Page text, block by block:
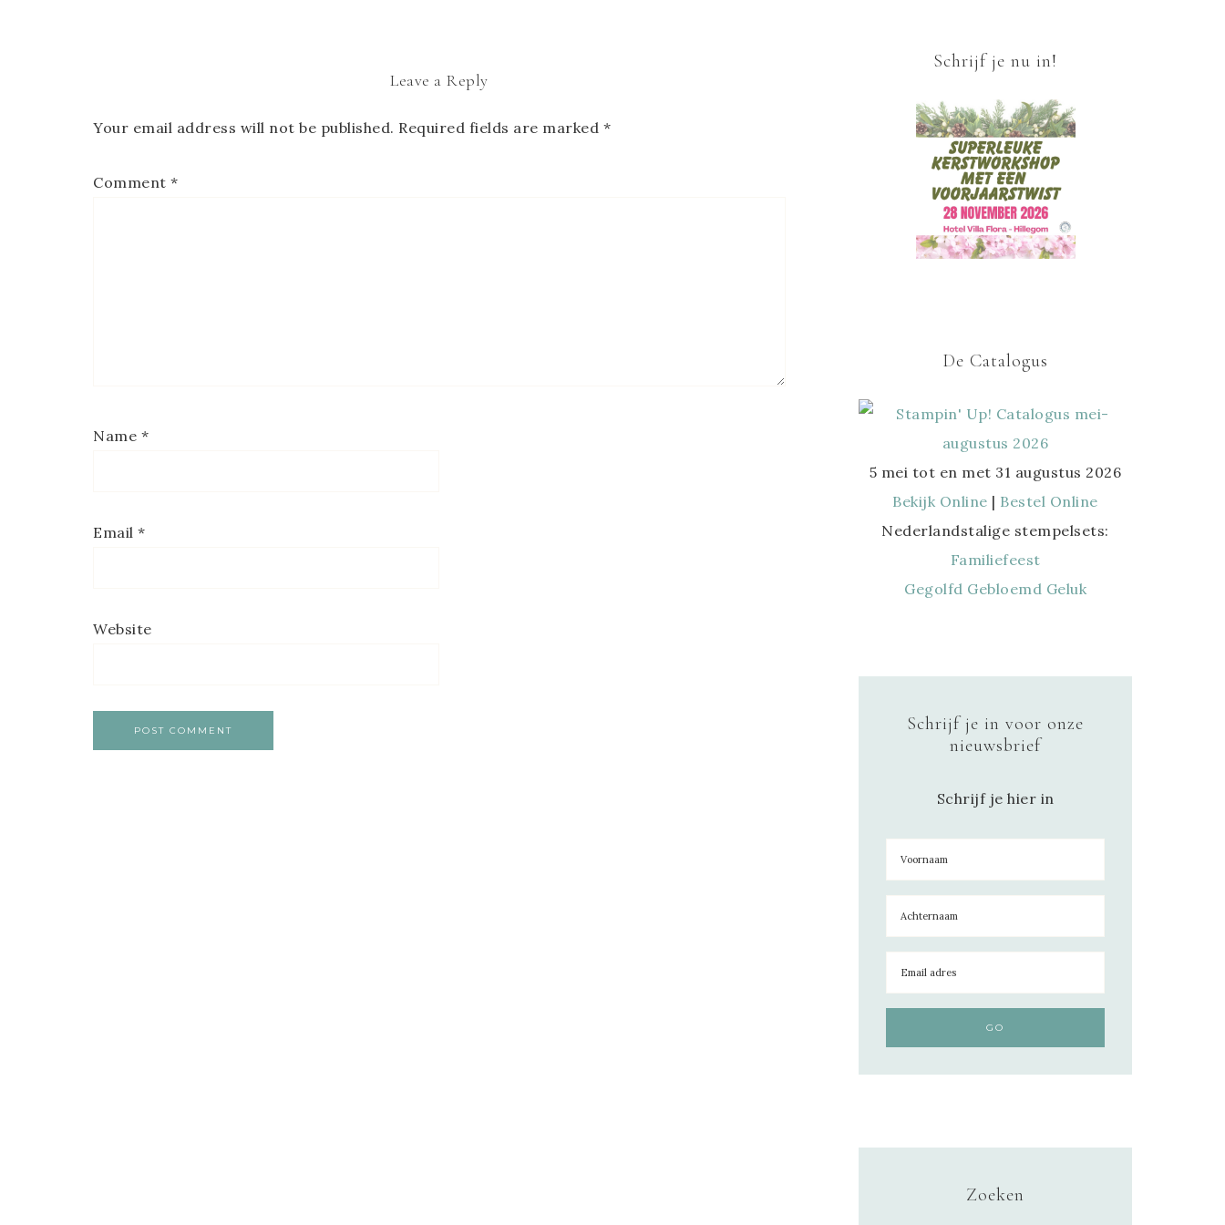
Leave a Reply
Your email address will not be published. Required fields are marked *
Comment *
Name *
Email *
Website
Schrijf je nu in!
De Catalogus
5 mei tot en met 31 augustus 2026
Bekijk Online | Bestel Online
Nederlandstalige stempelsets:
Familiefeest
Gegolfd Gebloemd Geluk
Schrijf je in voor onze
nieuwsbrief
Schrijf je hier in
Zoeken